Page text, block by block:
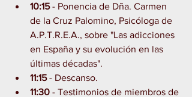
10:15 - Ponencia de Dña. Carmen
de la Cruz Palomino, Psicóloga de
A.P.T.R.E.A., sobre "Las adicciones
en España y su evolución en las
últimas décadas".
11:15 - Descanso.
11:30 - Testimonios de miembros de